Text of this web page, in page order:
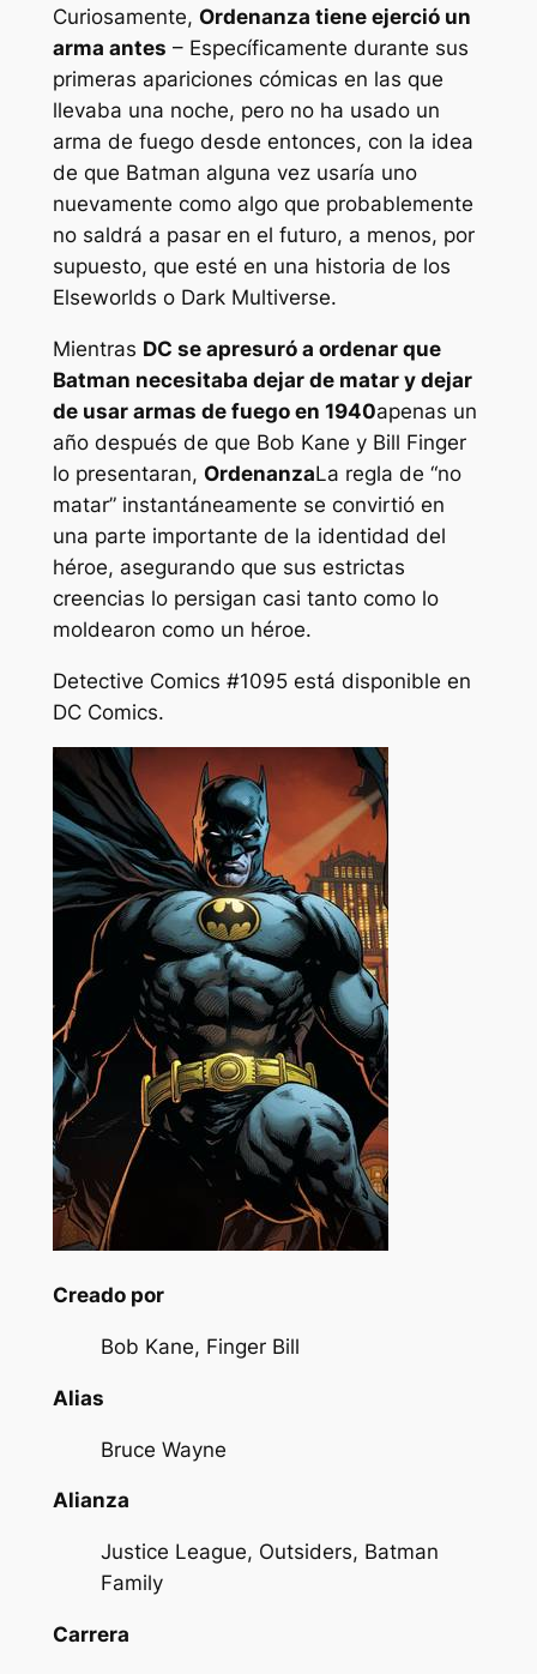
Curiosamente, Ordenanza tieneejerció un
arma antes – Específicamente durante sus
primeras apariciones cómicas en las que
llevaba una noche, pero no ha usado un
arma de fuego desde entonces, con la idea
de que Batman alguna vez usaría uno
nuevamente como algo que probablemente
no saldrá a pasar en el futuro, a menos, por
supuesto, que esté en una historia de los
Elseworlds o Dark Multiverse.
Mientras DC se apresuró a ordenar que
Batman necesitaba dejar de matar y dejar
de usar armas de fuego en 1940apenas un
año después de que Bob Kane y Bill Finger
lo presentaran, OrdenanzaLa regla de “no
matar” instantáneamente se convirtió en
una parte importante de la identidad del
héroe, asegurando que sus estrictas
creencias lo persigan casi tanto como lo
moldearon como un héroe.
Detective Comics #1095está disponible en
DC Comics.
Creado por
Bob Kane, Finger Bill
Alias
Bruce Wayne
Alianza
Justice League, Outsiders, Batman
Family
Carrera